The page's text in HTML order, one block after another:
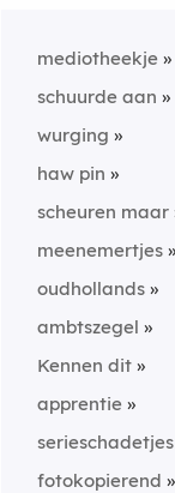
mediotheekje
schuurde aan
wurging
haw pin
scheuren maar
meenemertjes
oudhollands
ambtszegel
Kennen dit
apprentie
serieschadetjes
fotokopierend